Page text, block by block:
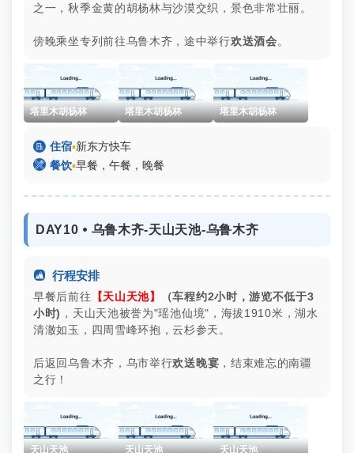
之一，秋季金黄的胡杨林与沙漠交织，景色非常壮丽。
傍晚乘坐专列前往乌鲁木齐，途中举行欢送酒会。
塔里木胡杨林 塔里木胡杨林 塔里木胡杨林
 住宿▪新东方快车
 餐饮▪早餐，午餐，晚餐
DAY10 ⦁ 乌鲁木齐-天山天池-乌鲁木齐
 行程安排
早餐后前往 【天山天池】 （车程约2小时，游览不低于3
小时) ，天山天池被誉为"瑶池仙境"，海拔1910米，湖水
清澈如玉，四周雪峰环抱，云杉参天。
后返回乌鲁木齐，乌市举行欢送晚宴 ，结束难忘的南疆
之行！
天山天池 天山天池 天山天池